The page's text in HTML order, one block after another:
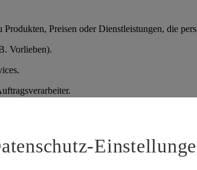
Preisen oder Dienstleistungen, die
Vorlieben).
danach Löschung.
oder vorvertragliche Maßnahmen); Art. 6